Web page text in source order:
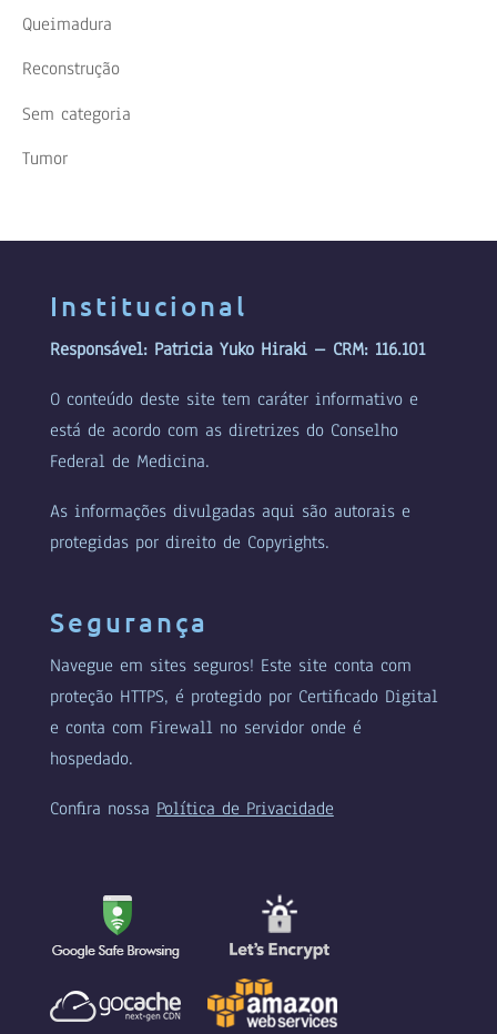
Queimadura
Reconstrução
Sem categoria
Tumor
Institucional
Responsável: Patricia Yuko Hiraki – CRM: 116.101
O conteúdo deste site tem caráter informativo e
está de acordo com as diretrizes do Conselho
Federal de Medicina.
As informações divulgadas aqui são autorais e
protegidas por direito de Copyrights.
Segurança
Navegue em sites seguros! Este site conta com
proteção HTTPS, é protegido por Certificado Digital
e conta com Firewall no servidor onde é
hospedado.
Confira nossa Política de Privacidade